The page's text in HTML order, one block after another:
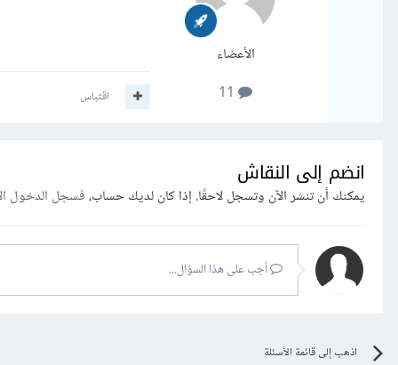
الأعضاء
اقتباس
انضم إلى النقاش
يمكنك أن تنشر الآن وتسجل لاحقًا. إذا كان لديك حساب،فسجل الدخول
أجب على هذا السؤال...
اذهب إلى قائمة الأسئلة